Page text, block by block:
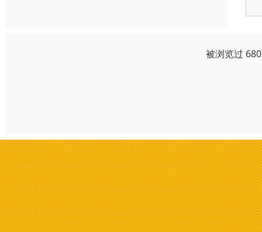
被浏览过